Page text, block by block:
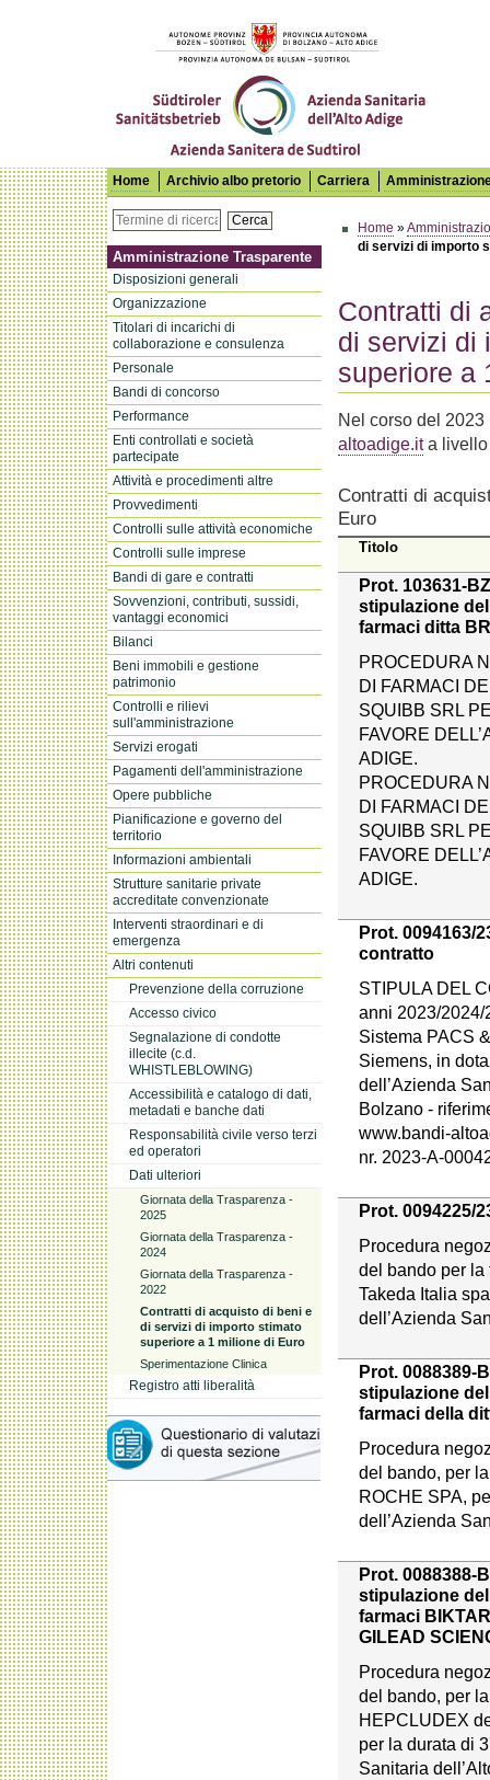
Azienda Sanitaria dell'Alto Adige
Home Archivio albo pretorio Carriera
Cerca
Amministrazione Trasparente
Disposizioni generali
Organizzazione
Titolari di incarichi di
collaborazione e consulenza
Personale
Bandi di concorso
Performance
Enti controllati e società
partecipate
Attività e procedimenti altre
Provvedimenti
Controlli sulle attività economiche
Controlli sulle imprese
Bandi di gare e contratti
Sovvenzioni, contributi, sussidi,
vantaggi economici
Bilanci
Beni immobili e gestione
patrimonio
Controlli e rilievi
sull'amministrazione
Servizi erogati
Pagamenti dell'amministrazione
Opere pubbliche
Pianificazione e governo del
territorio
Informazioni ambientali
Strutture sanitarie private
accreditate convenzionate
Interventi straordinari e di
emergenza
Altri contenuti
Prevenzione della corruzione
Accesso civico
Segnalazione di condotte
illecite (c.d.
WHISTLEBLOWING)
Accessibilità e catalogo di dati,
metadati e banche dati
Responsabilità civile verso terzi
ed operatori
Dati ulteriori
Giornata della Trasparenza -
2025
Giornata della Trasparenza -
2024
Giornata della Trasparenza -
2022
Contratti di acquisto di beni e
di servizi di importo stimato
superiore a 1 milione di Euro
Sperimentazione Clinica
Registro atti liberalità
Home »
di servizi di importo
Contratti di
di servizi di
superiore a
Nel corso del
altoadige.ita livello
Contratti di
Euro
Titolo
Prot. 103631-
stipulazione
farmaci ditta
PROCEDURA
DI FARMACI
SQUIBB SRL
FAVORE
ADIGE.
PROCEDURA
DI FARMACI
SQUIBB SRL
FAVORE
ADIGE.
Prot. 0094163/
contratto
STIPULA DEL
anni 2023/
Sistema PACS
Siemens, in
dell’Azienda
Bolzano -
www.bandi-
nr. 2023-A-
Prot. 0094225/
Procedura
del bando per la
Takeda Italia
dell’Azienda
Prot. 0088389-
stipulazione
farmaci della
Procedura
del bando, per
ROCHE SPA,
dell’Azienda
Prot. 0088388-
stipulazione
farmaci
GILEAD
Procedura
del bando, per
HEPCLUDEX
per la durata di
Sanitaria